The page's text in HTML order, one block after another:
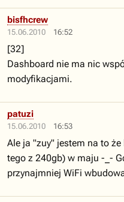
15.06.2010 16:52
bisfhcrew
[32]
Dashboard nie ma nic
modyfikacjami.
15.06.2010 16:53
patuzi
Ale ja "zuy" jestem na to że
tego z 240gb) w maju -_-
przynajmniej WiFi